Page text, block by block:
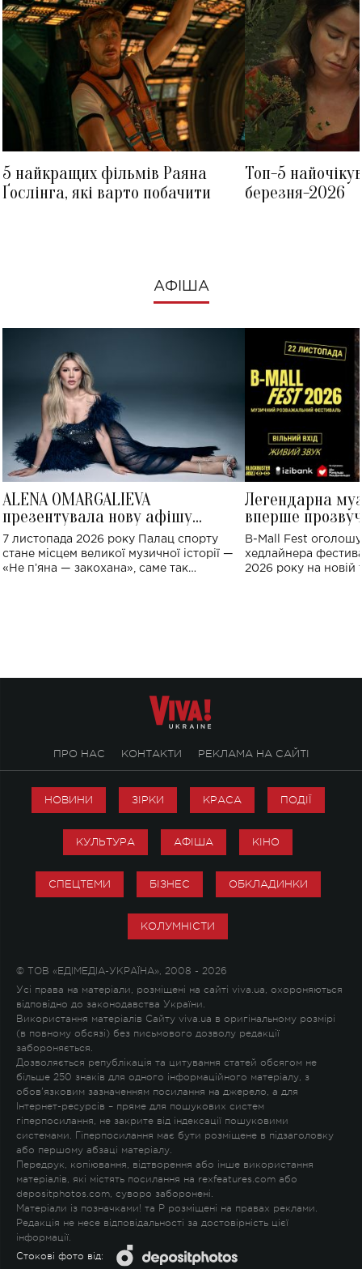
5 найкращих фільмів Раяна
Ґослінга, які варто побачити
Топ-5
березня-2026
АФІША
ALENA OMARGALIEVA
презентувала нову афішу
великого концерту в Палаці
спорту
7 листопада 2026 року Палац спорту
стане місцем великої музичної історії —
«Не пʼяна — закохана», саме так
Легендарна
вперше
Україні: де
B-Mall Fest
хедлайнера
2026 року на новій
ПРО НАС КОНТАКТИ РЕКЛАМА НА САЙТІ
НОВИНИ ЗІРКИ КРАСА ПОДІЇ
КУЛЬТУРА АФІША КІНО
СПЕЦТЕМИ БІЗНЕС ОБКЛАДИНКИ
КОЛУМНІСТИ
© ТОВ «ЕДІМЕДІА-УКРАЇНА», 2008 - 2026
Усі права на матеріали, розміщені на сайті viva.ua, охороняються
відповідно до законодавства України.
Використання матеріалів Сайту viva.ua в оригінальному розмірі
(в повному обсязі) без письмового дозволу редакції
забороняється.
Дозволяється републікація та цитування статей обсягом не
більше 250 знаків для одного інформаційного матеріалу, з
обов'язковим зазначенням посилання на джерело, а для
Інтернет-ресурсів – пряме для пошукових систем
гіперпосилання, не закрите від індексації пошуковими
системами. Гіперпосилання має бути розміщене в підзаголовку
або першому абзаці матеріалу.
Передрук, копіювання, відтворення або інше використання
матеріалів, які містять посилання на rexfeatures.com або
depositphotos.com, суворо заборонені.
Матеріали із позначками! та P розміщені на правах реклами.
Редакція не несе відповідальності за достовірність цієї
інформації.
Стокові фото від: